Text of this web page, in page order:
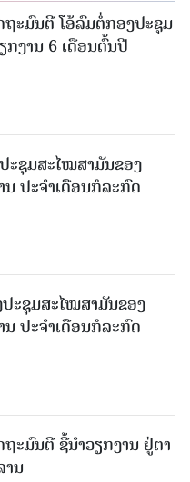
ະມົນຕີ ໂອ້ລົມຕໍ່ກອງປະຊຸມ
ງານ 6 ເດືອນຕົ້ນປີ
ະຊຸມສະໄໝສາມັນຂອງ
ປະຈຳເດືອນກໍລະກົດ
ະຊຸມສະໄໝສາມັນຂອງ
ປະຈໍາເດືອນກໍລະກົດ
ະມົນຕີ ຊີ້ນຳວຽກງານ ຢູ່ຕາ
ນ